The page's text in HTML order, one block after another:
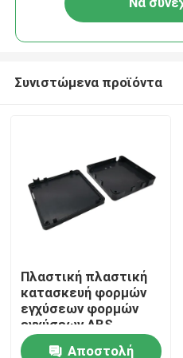
Προϊόντα
Σχετικά με εμάς
Συνιστώμενα προϊόντα
Πλαστική πλαστική
κατασκευή φορμών
εγχύσεων φορμών
εγχύσεων ABS
εγχύσεων φορμών
Αποστολή